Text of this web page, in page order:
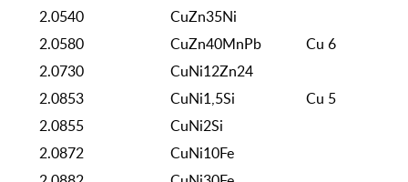
2.0540
CuZn35Ni
2.0580
CuZn40MnPb
Cu 6
2.0730
CuNi12Zn24
2.0853
CuNi1,5Si
Cu 5
2.0855
CuNi2Si
2.0872
CuNi10Fe